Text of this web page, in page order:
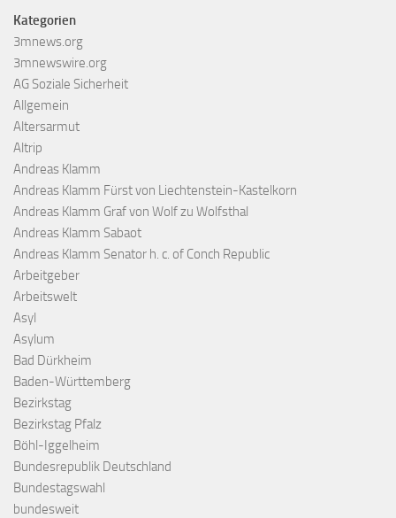
Kategorien
3mnews.org
3mnewswire.org
AG Soziale Sicherheit
Allgemein
Altersarmut
Altrip
Andreas Klamm
Andreas Klamm Fürst von Liechtenstein-Kastelkorn
Andreas Klamm Graf von Wolf zu Wolfsthal
Andreas Klamm Sabaot
Andreas Klamm Senator h. c. of Conch Republic
Arbeitgeber
Arbeitswelt
Asyl
Asylum
Bad Dürkheim
Baden-Württemberg
Bezirkstag
Bezirkstag Pfalz
Böhl-Iggelheim
Bundesrepublik Deutschland
Bundestagswahl
bundesweit